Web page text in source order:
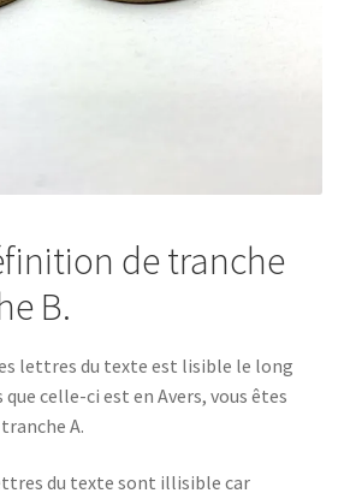
de tranche
B.
lettres du texte est lisible le long
celle-ci est en Avers, vous êtes
A.
du texte sont illisible car